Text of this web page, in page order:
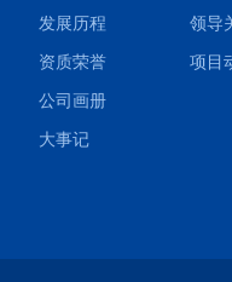
发展历程
资质荣誉
公司画册
大事记
领导
项目